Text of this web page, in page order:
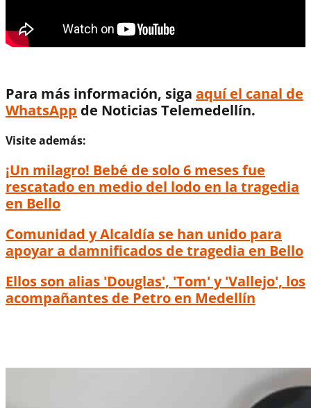
Para más información, siga aquí el canal de
WhatsApp de Noticias Telemedellín.
Visite además:
¡Un milagro! Bebé de solo 6 meses fue
rescatado en medio del lodo en la tragedia
en Bello
Comunidad y Alcaldía se han unido para
apoyar a damnificados de tragedia en Bello
Ellos son alias 'Douglas', 'Tom' y 'Vallejo', los
acompañantes de Petro en Medellín